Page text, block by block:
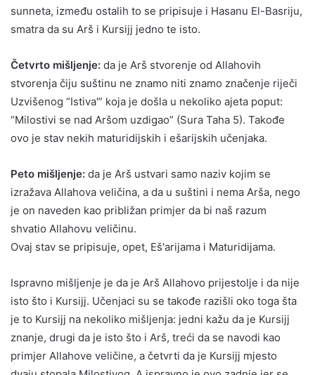
sunneta, između ostalih to se pripisuje i Hasanu El-Basriju,
smatra da su Arš i Kursijj jedno te isto.
Četvrto mišljenje: da je Arš stvorenje od Allahovih
stvorenja čiju suštinu ne znamo niti znamo značenje riječi
Uzvišenog “Istiva'” koja je došla u nekoliko ajeta poput:
“Milostivi se nad Aršom uzdigao” (Sura Taha 5). Takođe
ovo je stav nekih maturidijskih i ešarijskih učenjaka.
Peto mišljenje: da je Arš ustvari samo naziv kojim se
izražava Allahova veličina, a da u suštini i nema Arša, nego
je on naveden kao približan primjer da bi naš razum
shvatio Allahovu veličinu.
Ovaj stav se pripisuje, opet, Eš'arijama i Maturidijama.
Ispravno mišljenje je da je Arš Allahovo prijestolje i da nije
isto što i Kursijj. Učenjaci su se takođe razišli oko toga šta
je to Kursijj na nekoliko mišljenja: jedni kažu da je Kursijj
znanje, drugi da je isto što i Arš, treći da se navodi kao
primjer Allahove veličine, a četvrti da je Kursijj mjesto